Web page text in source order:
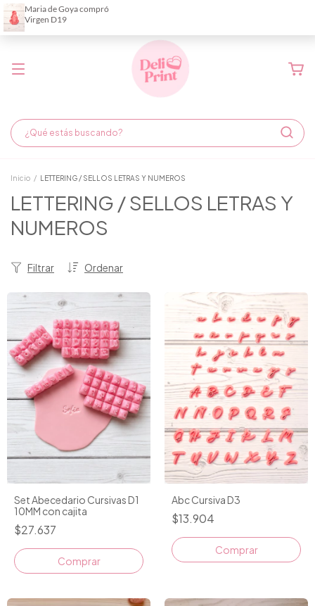
Demora de fabricación hasta 6 días hábiles
Inicio / LETTERING / SELLOS LETRAS Y NUMEROS
LETTERING / SELLOS LETRAS Y
NUMEROS
Ordenar
Filtrar
Set Abecedario Cursivas D1
10MM con cajita
$27.637
Comprar
Abc Cursiva D3
$13.904